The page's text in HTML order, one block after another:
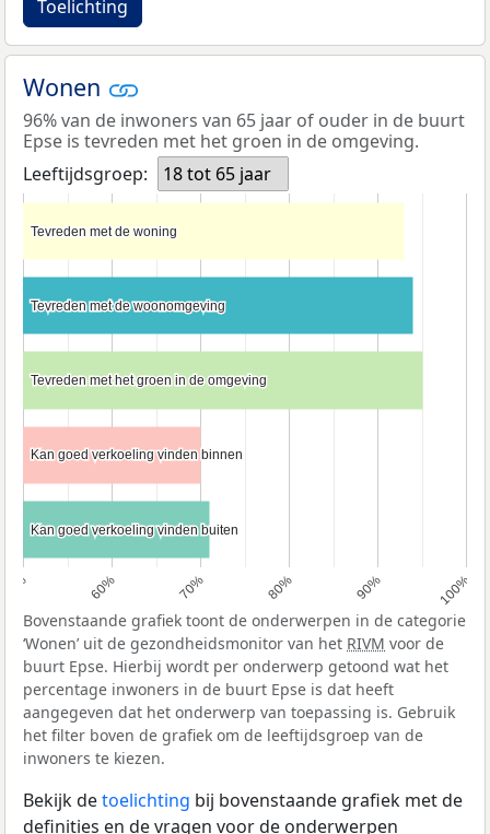
Toelichting
Wonen
96% van de inwoners van 65 jaar of ouder in de buurt
Epse is tevreden met het groen in de omgeving.
Leeftijdsgroep:
18 tot 65 jaar
50% 60% 70% 80% 90% 100%
Tevreden met de woning
Tevreden met de woning
Tevreden met de woonomgeving
Tevreden met de woonomgeving
Tevreden met het groen in de omgeving
Tevreden met het groen in de omgeving
Kan goed verkoeling vinden binnen
Kan goed verkoeling vinden binnen
Kan goed verkoeling vinden buiten
Kan goed verkoeling vinden buiten
Bovenstaande grafiek toont de onderwerpen in de categorie
‘Wonen’ uit de gezondheidsmonitor van het RIVM voor de
buurt Epse. Hierbij wordt per onderwerp getoond wat het
percentage inwoners in de buurt Epse is dat heeft
aangegeven dat het onderwerp van toepassing is. Gebruik
het filter boven de grafiek om de leeftijdsgroep van de
inwoners te kiezen.
Bekijk detoelichting bij bovenstaande grafiek met de
definities en de vragen voor de onderwerpen